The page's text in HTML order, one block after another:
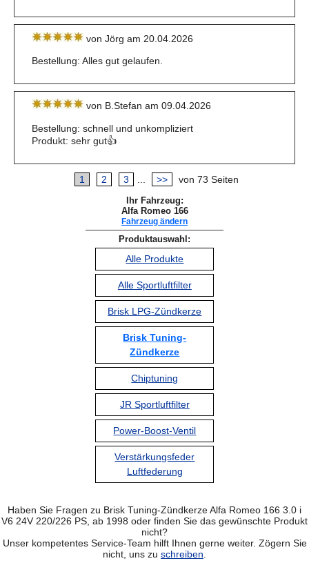
von Jörg am 20.04.2026
Bestellung: Alles gut gelaufen.
von B.Stefan am 09.04.2026
Bestellung: schnell und unkompliziert
Produkt: sehr gut👍
1 2 3 ... >> von 73 Seiten
Ihr Fahrzeug:
Alfa Romeo 166
Fahrzeug ändern
Produktauswahl:
Alle Produkte
Alle Sportluftfilter
Brisk LPG-Zündkerze
Brisk Tuning-
Zündkerze
Chiptuning
JR Sportluftfilter
Power-Boost-Ventil
Verstärkungsfeder
Luftfederung
Haben Sie Fragen zu Brisk Tuning-Zündkerze Alfa Romeo 166 3.0 i
V6 24V 220/226 PS, ab 1998 oder finden Sie das gewünschte Produkt
nicht?
Unser kompetentes Service-Team hilft Ihnen gerne weiter. Zögern Sie
nicht, uns zu schreiben